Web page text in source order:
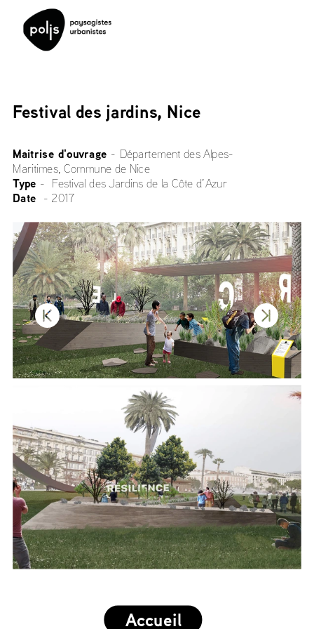
Accueil
Festival des jardins, Nice
Maitrise d'ouvrage - Département des Alpes-
Maritimes, Commune de Nice
Type - Festival des Jardins de la Côte d’Azur
Date - 2017